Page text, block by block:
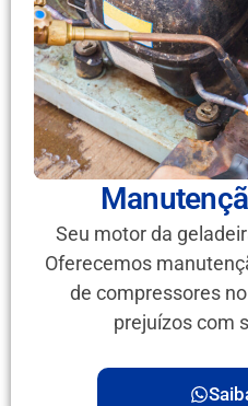
Seu motor da
Oferecemos
de compressores
prejuízos com